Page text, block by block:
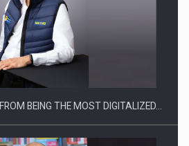
The Future - Technology and…
BEING THE MOST DIGITALIZED…